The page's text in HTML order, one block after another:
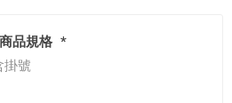
商品規格 *
掛號